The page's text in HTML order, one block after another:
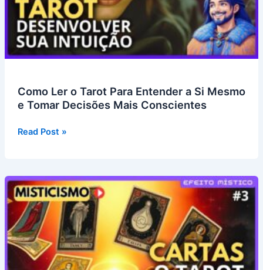
Como Ler o Tarot Para Entender a Si Mesmo
e Tomar Decisões Mais Conscientes
Como
Tarot
Para
Entender
a
Si
Mesmo
Read Post »